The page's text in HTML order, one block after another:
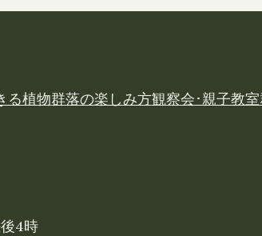
る植物群落の楽しみ方観察会･親子教室
4時